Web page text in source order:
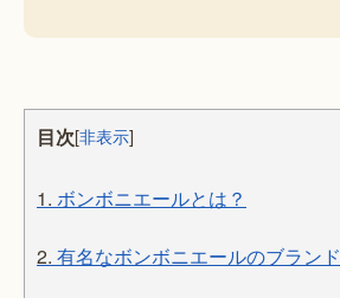
目次[非表示]
1. ボンボニエールとは？
2. 有名なボンボニエールのブランド